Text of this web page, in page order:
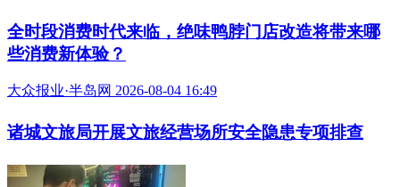
全时段消费时代来临，绝味鸭脖门店改造将带来哪
些消费新体验？
大众报业·半岛网 2026-08-04 16:49
诸城文旅局开展文旅经营场所安全隐患专项排查